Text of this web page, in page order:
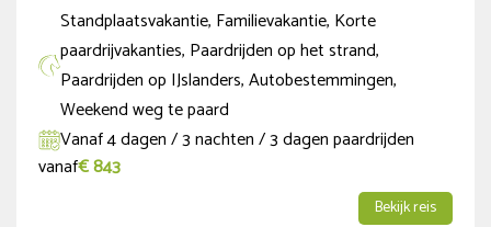
Standplaatsvakantie, Familievakantie, Korte
paardrijvakanties, Paardrijden op het strand,
Paardrijden op IJslanders, Autobestemmingen,
Weekend weg te paard
Vanaf 4 dagen / 3 nachten / 3 dagen paardrijden
vanaf€ 843
Bekijk reis